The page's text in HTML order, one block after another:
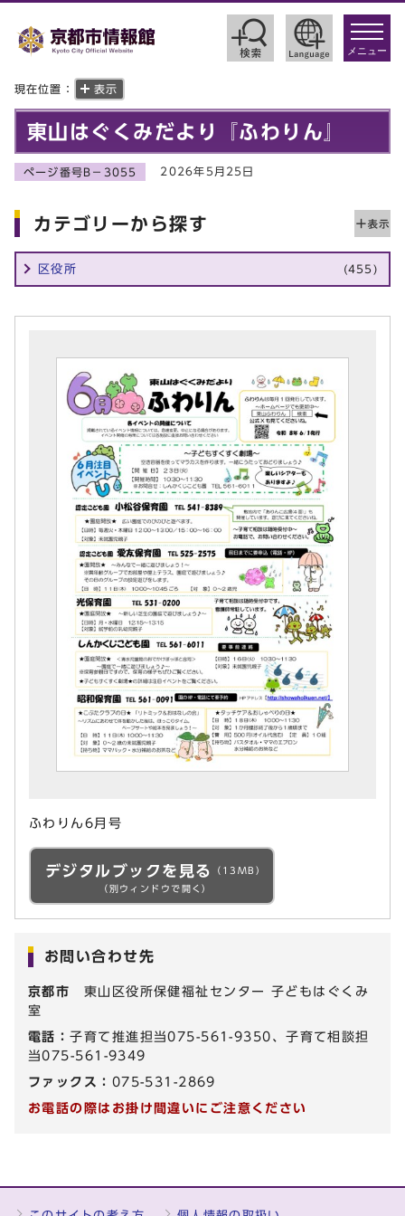
toggle
メニュー
現在位置： 表示
東山はぐくみだより『ふわりん』
ページ番号B－3055 2026年5月25日
カテゴリーから探す
区役所 (455)
ふわりん6月号
デジタルブックを見る
（13MB）
（別ウィンドウで開く）
お問い合わせ先
京都市 東山区役所保健福祉センター 子どもはぐくみ
室
電話：子育て推進担当075-561-9350、子育て相談担
当075-561-9349
ファックス： 075-531-2869
お電話の際はお掛け間違いにご注意ください